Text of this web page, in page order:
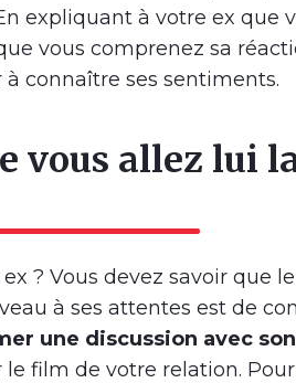
expliquant à votre ex que
vous comprenez sa
à connaître ses sentiments.
vous allez lui
? Vous devez savoir que
à ses attentes est de
une discussion avec
film de votre relation.